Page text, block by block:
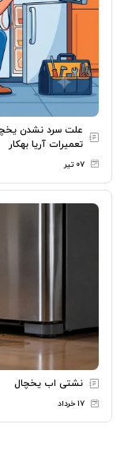
علت سرد نشدن
تعمیرات آریا بهکار
۰۷ تیر
نشتی اب یخچال
۱۷ خرداد